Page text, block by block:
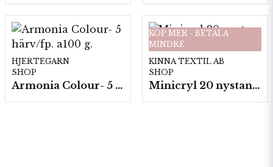
HJERTEGARN
SHOP
Armonia Colour- 5 härv/fp. a100 g.
KÖP MER - BETALA
MINDRE
KINNA TEXTIL AB
SHOP
Minicryl 20 nystan a25g./fp.